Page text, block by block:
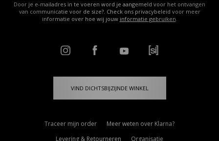
Door je e-mailadres in te voeren word je aangemeld voor het ontvangen
van communicatie voor de size?. Check ons privacybeleid voor meer
informatie over hoe wij jouw informatie gebruiken.
VIND DICHTSBIJZIJNDE WINKEL
Traceer mijn order
Meer weten over Klarna?
Levering & Retourneren
Organisatie